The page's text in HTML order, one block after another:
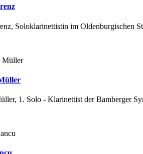
Soloklarinettistin im Oldenburgischen
1. Solo - Klarinettist der Bamberger